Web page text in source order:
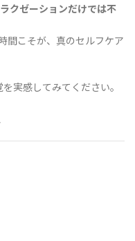
クゼーションだけでは不
間こそが、真のセルフケア
実感してみてください。